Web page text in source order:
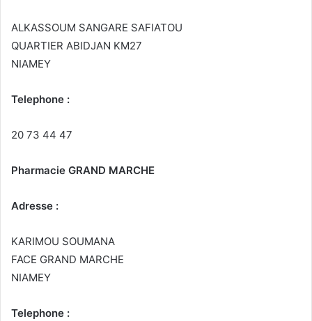
ALKASSOUM SANGARE SAFIATOU
QUARTIER ABIDJAN KM27
NIAMEY
Telephone :
20 73 44 47
Pharmacie GRAND MARCHE
Adresse :
KARIMOU SOUMANA
FACE GRAND MARCHE
NIAMEY
Telephone :